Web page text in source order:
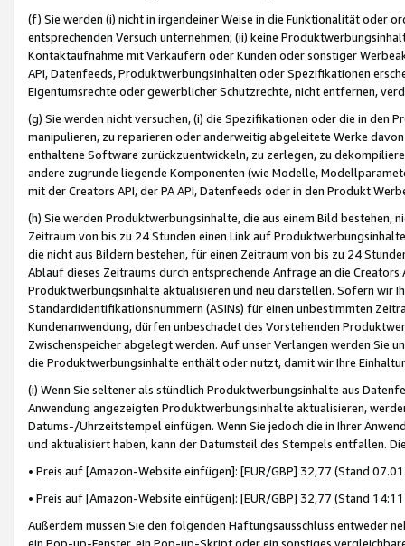
(f) Sie werden (i) nicht in irgendeiner Weise in die Funktionalität oder
entsprechenden Versuch unternehmen; (ii) keine
Kontaktaufnahme mit Verkäufern oder Kunden oder sonstiger
API, Datenfeeds, Produktwerbungsinhalten oder Spezifikationen
Eigentumsrechte oder gewerblicher Schutzrechte, nicht entfernen,
(g) Sie werden nicht versuchen, (i) die Spezifikationen oder die in
manipulieren, zu reparieren oder anderweitig abgeleitete Werke
enthaltene Software zurückzuentwickeln, zu zerlegen, zu
andere zugrunde liegende Komponenten (wie Modelle,
mit der Creators API, der PA API, Datenfeeds oder in den Produkt
(h) Sie werden Produktwerbungsinhalte, die aus einem Bild bestehen,
Zeitraum von bis zu 24 Stunden einen Link auf
die nicht aus Bildern bestehen, für einen Zeitraum von bis zu 24
Ablauf dieses Zeitraums durch entsprechende Anfrage an die
Produktwerbungsinhalte aktualisieren und neu darstellen. Sofern wir
Standardidentifikationsnummern (ASINs) für einen unbestimmten
Kundenanwendung, dürfen unbeschadet des Vorstehenden
Zwischenspeicher abgelegt werden. Auf unser Verlangen werden Sie
die Produktwerbungsinhalte enthält oder nutzt, damit wir Ihre
(i) Wenn Sie seltener als stündlich Produktwerbungsinhalte aus
Anwendung angezeigten Produktwerbungsinhalte aktualisieren,
Datums-/Uhrzeitstempel einfügen. Wenn Sie jedoch die in Ihrer
und aktualisiert haben, kann der Datumsteil des Stempels entfallen.
• Preis auf [Amazon-Website einfügen]: [EUR/GBP] 32,77 (Stand
• Preis auf [Amazon-Website einfügen]: [EUR/GBP] 32,77 (Stand
Außerdem müssen Sie den folgenden Haftungsausschluss entweder
ein Pop-up-Fenster, ein Pop-up-Skript oder ein sonstiges